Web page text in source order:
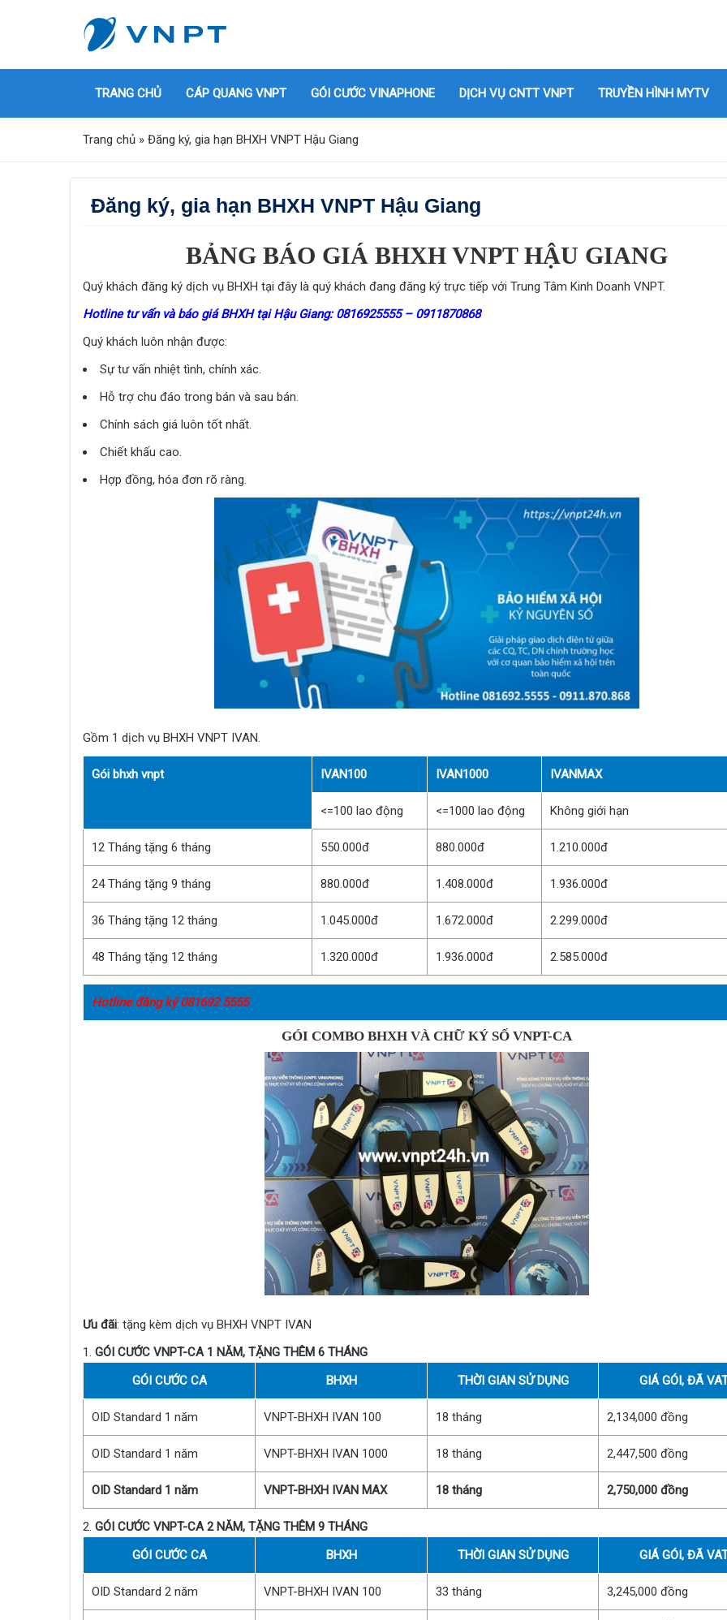
TRANG CHỦ CÁP QUANG VNPT GÓI CƯỚC VINAPHONE DỊCH VỤ CNTT VNPT TRUYỀN HÌNH MYTV
Trang chủ » Đăng ký, gia hạn BHXH VNPT Hậu Giang
Đăng ký, gia hạn BHXH VNPT Hậu Giang
BẢNG BÁO GIÁ BHXH VNPT HẬU GIANG
Quý khách đăng ký dịch vụ BHXH tại đây là quý khách đang đăng ký trực tiếp với Trung Tâm Kinh Doanh VNPT.
Hotline tư vấn và báo giá BHXH tại Hậu Giang: 0816925555 – 0911870868
Quý khách luôn nhận được:
Sự tư vấn nhiệt tình, chính xác.
Hỗ trợ chu đáo trong bán và sau bán.
Chính sách giá luôn tốt nhất.
Chiết khấu cao.
Hợp đồng, hóa đơn rõ ràng.
Gồm 1 dịch vụ BHXH VNPT IVAN.
Gói bhxh vnpt IVAN100 IVAN1000 IVANMAX
<=100 lao động <=1000 lao động Không giới hạn
12 Tháng tặng 6 tháng 550.000đ 880.000đ 1.210.000đ
24 Tháng tặng 9 tháng 880.000đ 1.408.000đ 1.936.000đ
36 Tháng tặng 12 tháng 1.045.000đ 1.672.000đ 2.299.000đ
48 Tháng tặng 12 tháng 1.320.000đ 1.936.000đ 2.585.000đ
Hotline đăng ký 081692 5555
GÓI COMBO BHXH VÀ CHỮ KÝ SỐ VNPT-CA
Ưu đãi: tặng kèm dịch vụ BHXH VNPT IVAN
GÓI CƯỚC VNPT-CA 1 NĂM, TẶNG THÊM 6 THÁNG
GÓI CƯỚC CA
BHXH THỜI GIAN SỬ DỤNG GIÁ GÓI, ĐÃ
OID Standard 1 năm VNPT-BHXH IVAN 100 18 tháng 2,134,000 đồng
OID Standard 1 năm VNPT-BHXH IVAN 1000 18 tháng 2,447,500 đồng
OID Standard 1 năm VNPT-BHXH IVAN MAX 18 tháng 2,750,000 đồng
GÓI CƯỚC VNPT-CA 2 NĂM, TẶNG THÊM 9 THÁNG
GÓI CƯỚC CA
BHXH THỜI GIAN SỬ DỤNG GIÁ GÓI, ĐÃ
OID Standard 2 năm VNPT-BHXH IVAN 100 33 tháng 3,245,000 đồng